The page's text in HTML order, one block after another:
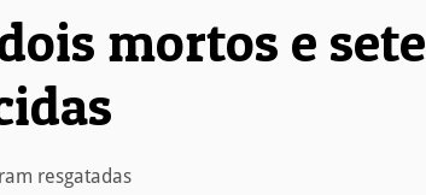
mortos e sete
resgatadas